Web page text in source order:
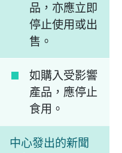
品，亦應立即
停止使用或出
售。
如購入受影響
產品，應停止
食用。
中心發出的新聞